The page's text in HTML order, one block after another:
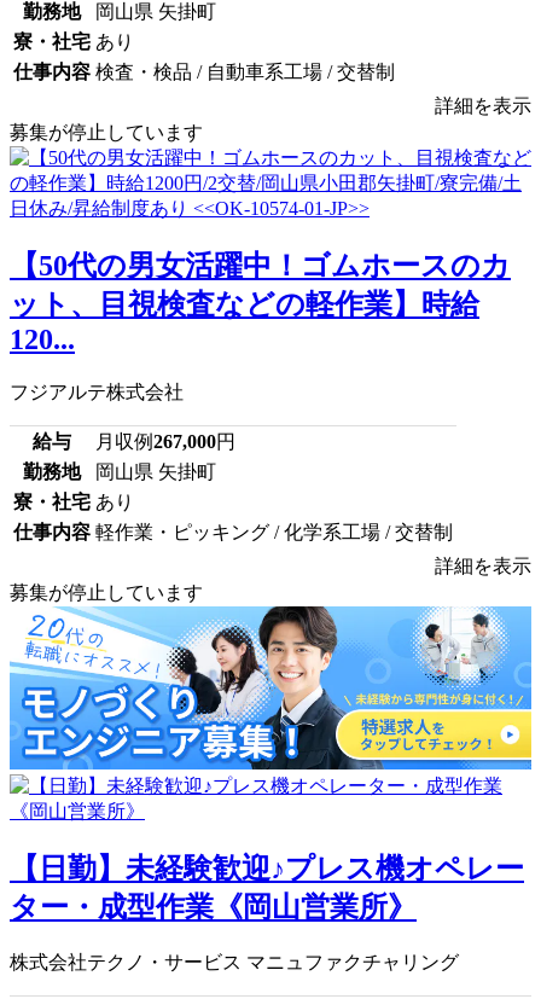
勤務地
岡山県 矢掛町
寮・社宅 あり
仕事内容 検査・検品 / 自動車系工場 / 交替制
詳細を表示
募集が停止しています
【50代の男女活躍中！ゴムホースのカ
ット、目視検査などの軽作業】時給
120...
フジアルテ株式会社
給与 月収例267,000円
勤務地
岡山県 矢掛町
寮・社宅 あり
仕事内容 軽作業・ピッキング / 化学系工場 / 交替制
詳細を表示
募集が停止しています
【日勤】未経験歓迎♪プレス機オペレー
ター・成型作業《岡山営業所》
株式会社テクノ・サービス マニュファクチャリング